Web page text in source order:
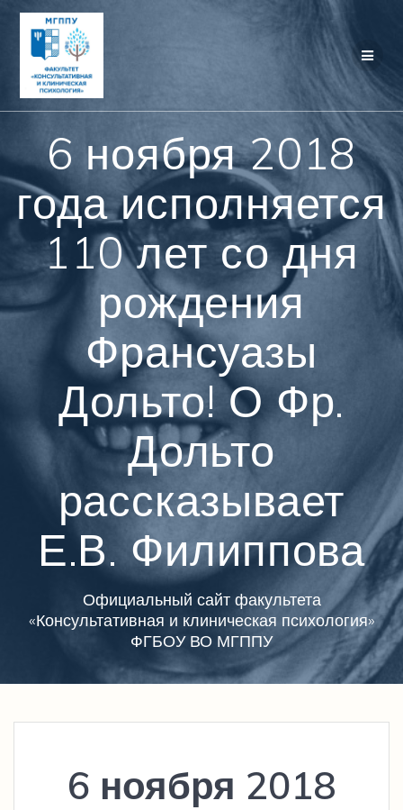
6 ноября 2018
года исполняется
110 лет со дня
рождения
Франсуазы
Дольто! О Фр.
Дольто
рассказывает
Е.В. Филиппова
Официальный сайт факультета
«Консультативная и клиническая психология»
ФГБОУ ВО МГППУ
6 ноября 2018